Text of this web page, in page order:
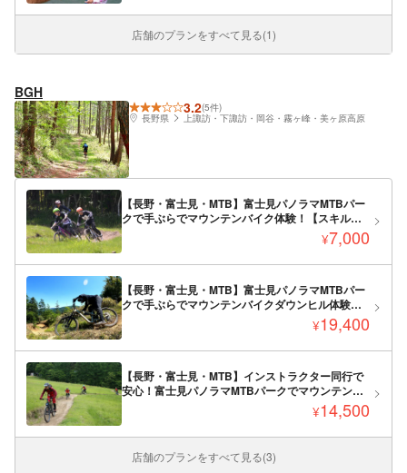
店舗のプランをすべて見る(1)
BGH
3.2(5件)
長野県
上諏訪・下諏訪・岡谷・霧ヶ峰・美ヶ原高原
【長野・富士見・MTB】富士見パノラマMTBパー
クで手ぶらでマウンテンバイク体験！【スキルア
¥7,000
【長野・富士見・MTB】富士見パノラマMTBパー
クで手ぶらでマウンテンバイクダウンヒル体験！
¥19,400
【長野・富士見・MTB】インストラクター同行で
安心！富士見パノラマMTBパークでマウンテンバ
¥14,500
店舗のプランをすべて見る(3)